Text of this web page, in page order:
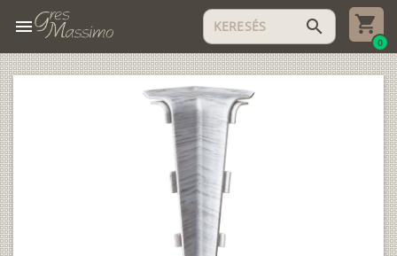
menu search
0